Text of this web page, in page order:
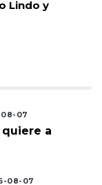
Lindo y
07
quiere a
08-07